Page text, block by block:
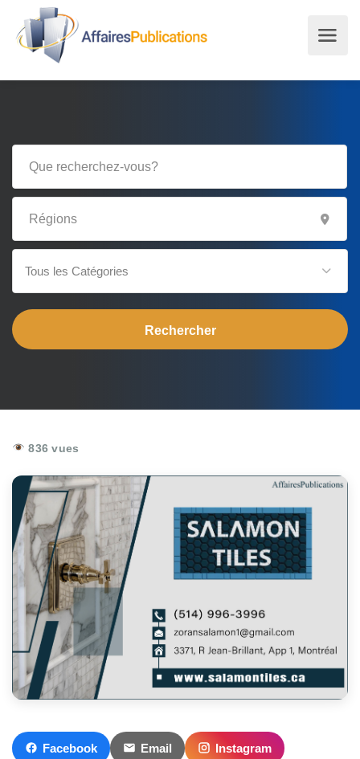
Tous les Catégories
836 vues
Facebook Email Instagram